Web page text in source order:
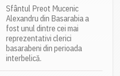
Sfântul Preot Mucenic
Alexandru din Basarabia a
fost unul dintre cei mai
reprezentativi clerici
basarabeni din perioada
interbelică.